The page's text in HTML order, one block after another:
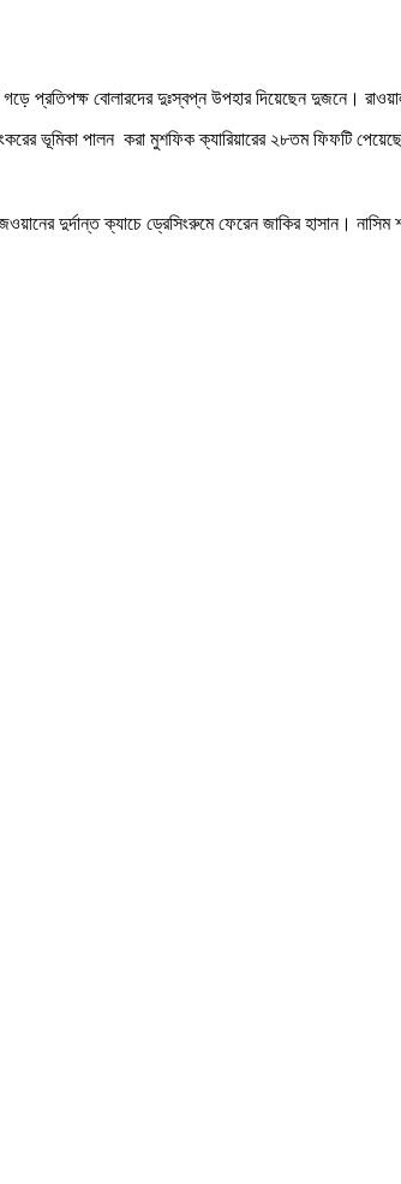
প্রতিপক্ষ বোলারদের দুঃস্বপ্ন উপহার দিয়েছেন দুজনে।
ভূমিকা পালন করা মুশফিক ক্যারিয়ারের ২৮তম ফিফটি
দুর্দান্ত ক্যাচে ড্রেসিংরুমে ফেরেন জাকির হাসান। নাসিম